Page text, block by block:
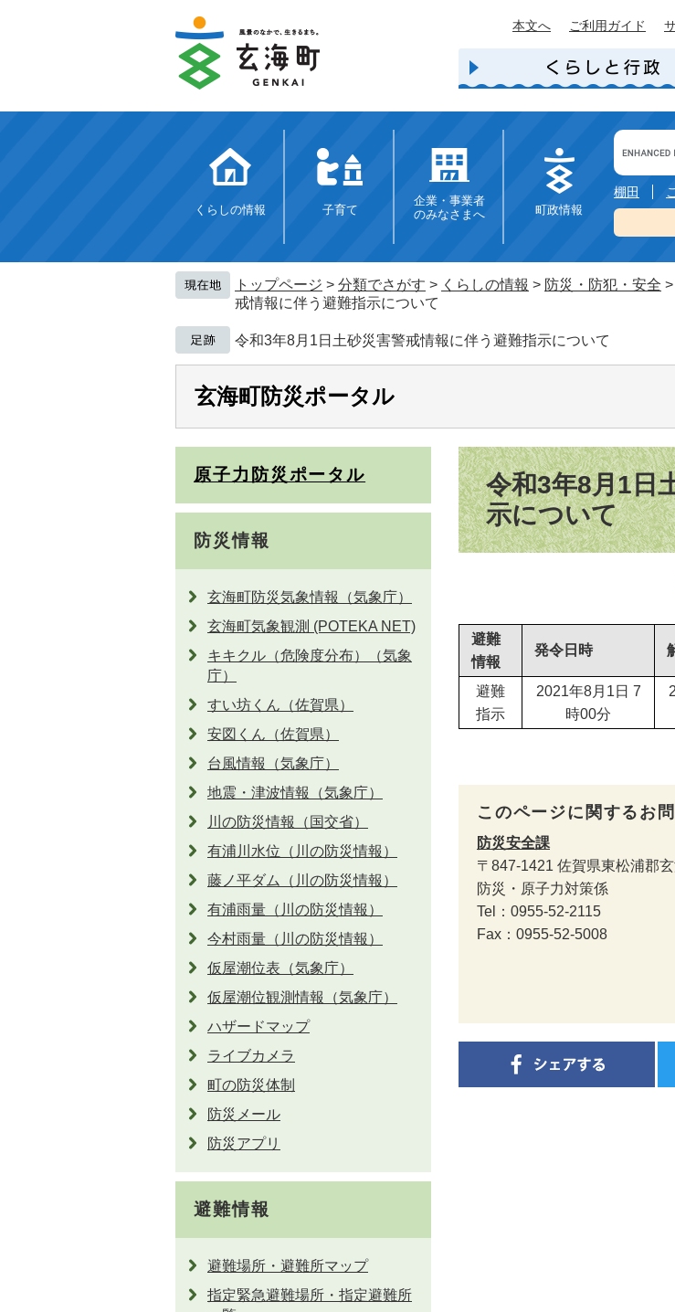
本文へ ご利用ガイド
くらしの情報 子育て
企業・事業者
のみなさまへ
町政情報
Google
カ
ス
タ
ム
検
索
棚田
トップページ > 分類でさがす > くらしの情報 > 防災・防犯・安全 >
戒情報に伴う避難指示について
令和3年8月1日土砂災害警戒情報に伴う避難指示について
玄海町防災ポータル
原子力防災ポータル
防災情報
玄海町防災気象情報（気象庁）
玄海町気象観測 (POTEKA NET)
キキクル（危険度分布）（気象
庁）
すい坊くん（佐賀県）
安図くん（佐賀県）
台風情報（気象庁）
地震・津波情報（気象庁）
川の防災情報（国交省）
有浦川水位（川の防災情報）
藤ノ平ダム（川の防災情報）
有浦雨量（川の防災情報）
今村雨量（川の防災情報）
仮屋潮位表（気象庁）
仮屋潮位観測情報（気象庁）
ハザードマップ
ライブカメラ
町の防災体制
防災メール
防災アプリ
避難情報
避難場所・避難所マップ
指定緊急避難場所・指定避難所
本
文
令和3年8月1日
示について
避難
情報
発令日時
避難
指示
2021年8月1日 7
時00分
このページに関するお
防災安全課
〒847-1421 佐賀県東松浦郡
防災・原子力対策係
Tel：0955-52-2115
Fax：0955-52-5008